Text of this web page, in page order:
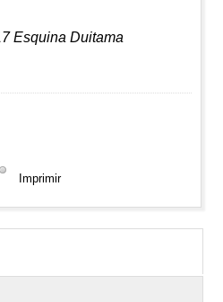
Esquina Duitama
Imprimir